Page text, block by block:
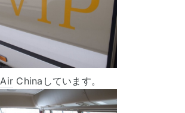
Air Chinaしています。